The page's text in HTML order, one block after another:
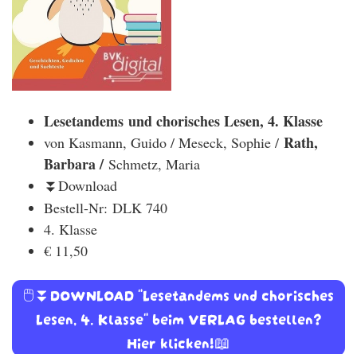
Lesetandems und chorisches Lesen, 4. Klasse
von Kasmann, Guido / Meseck, Sophie / Rath,
Barbara / Schmetz, Maria
⏬ Download
Bestell-Nr: DLK 740
4. Klasse
€ 11,50
🖱️⏬DOWNLOAD "Lesetandems und chorisches
Lesen, 4. Klasse" beim VERLAG bestellen?
Hier klicken!📖